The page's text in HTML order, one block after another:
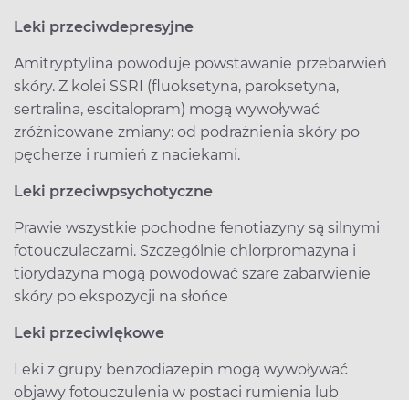
Leki przeciwdepresyjne
Amitryptylina powoduje powstawanie przebarwień
skóry. Z kolei SSRI (fluoksetyna, paroksetyna,
sertralina, escitalopram) mogą wywoływać
zróżnicowane zmiany: od podrażnienia skóry po
pęcherze i rumień z naciekami.
Leki przeciwpsychotyczne
Prawie wszystkie pochodne fenotiazyny są silnymi
fotouczulaczami. Szczególnie chlorpromazyna i
tiorydazyna mogą powodować szare zabarwienie
skóry po ekspozycji na słońce
Leki przeciwlękowe
Leki z grupy benzodiazepin mogą wywoływać
objawy fotouczulenia w postaci rumienia lub